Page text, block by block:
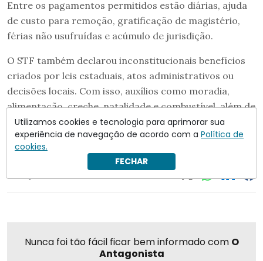
Entre os pagamentos permitidos estão diárias, ajuda
de custo para remoção, gratificação de magistério,
férias não usufruídas e acúmulo de jurisdição.
O STF também declarou inconstitucionais benefícios
criados por leis estaduais, atos administrativos ou
decisões locais. Com isso, auxílios como moradia,
alimentação, creche, natalidade e combustível, além de
algumas gratificações e licenças compensatórias,
deverão ser interrompidos.
Nunca foi tão fácil ficar bem informado com O
Antagonista
Utilizamos cookies e tecnologia para aprimorar sua
experiência de navegação de acordo com a Política de
cookies.
FECHAR